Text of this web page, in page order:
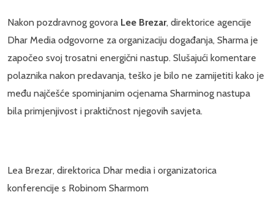
Nakon pozdravnog govora Lee Brezar, direktorice agencije
Dhar Media odgovorne za organizaciju događanja, Sharma je
započeo svoj trosatni energični nastup. Slušajući komentare
polaznika nakon predavanja, teško je bilo ne zamijetiti kako je
među najčešće spominjanim ocjenama Sharminog nastupa
bila primjenjivost i praktičnost njegovih savjeta.
Lea Brezar, direktorica Dhar media i organizatorica
konferencije s Robinom Sharmom